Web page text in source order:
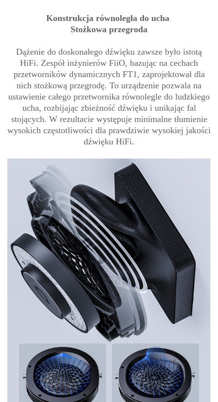
Konstrukcja równoległa do ucha
Stożkowa przegroda
Dążenie do doskonałego dźwięku zawsze było istotą
HiFi. Zespół inżynierów FiiO, bazując na cechach
przetworników dynamicznych FT1, zaprojektował dla
nich stożkową przegrodę. To urządzenie pozwala na
ustawienie całego przetwornika równolegle do ludzkiego
ucha, rozbijając zbieżność dźwięku i unikając fal
stojących. W rezultacie występuje minimalne tłumienie
wysokich częstotliwości dla prawdziwie wysokiej jakości
dźwięku HiFi.